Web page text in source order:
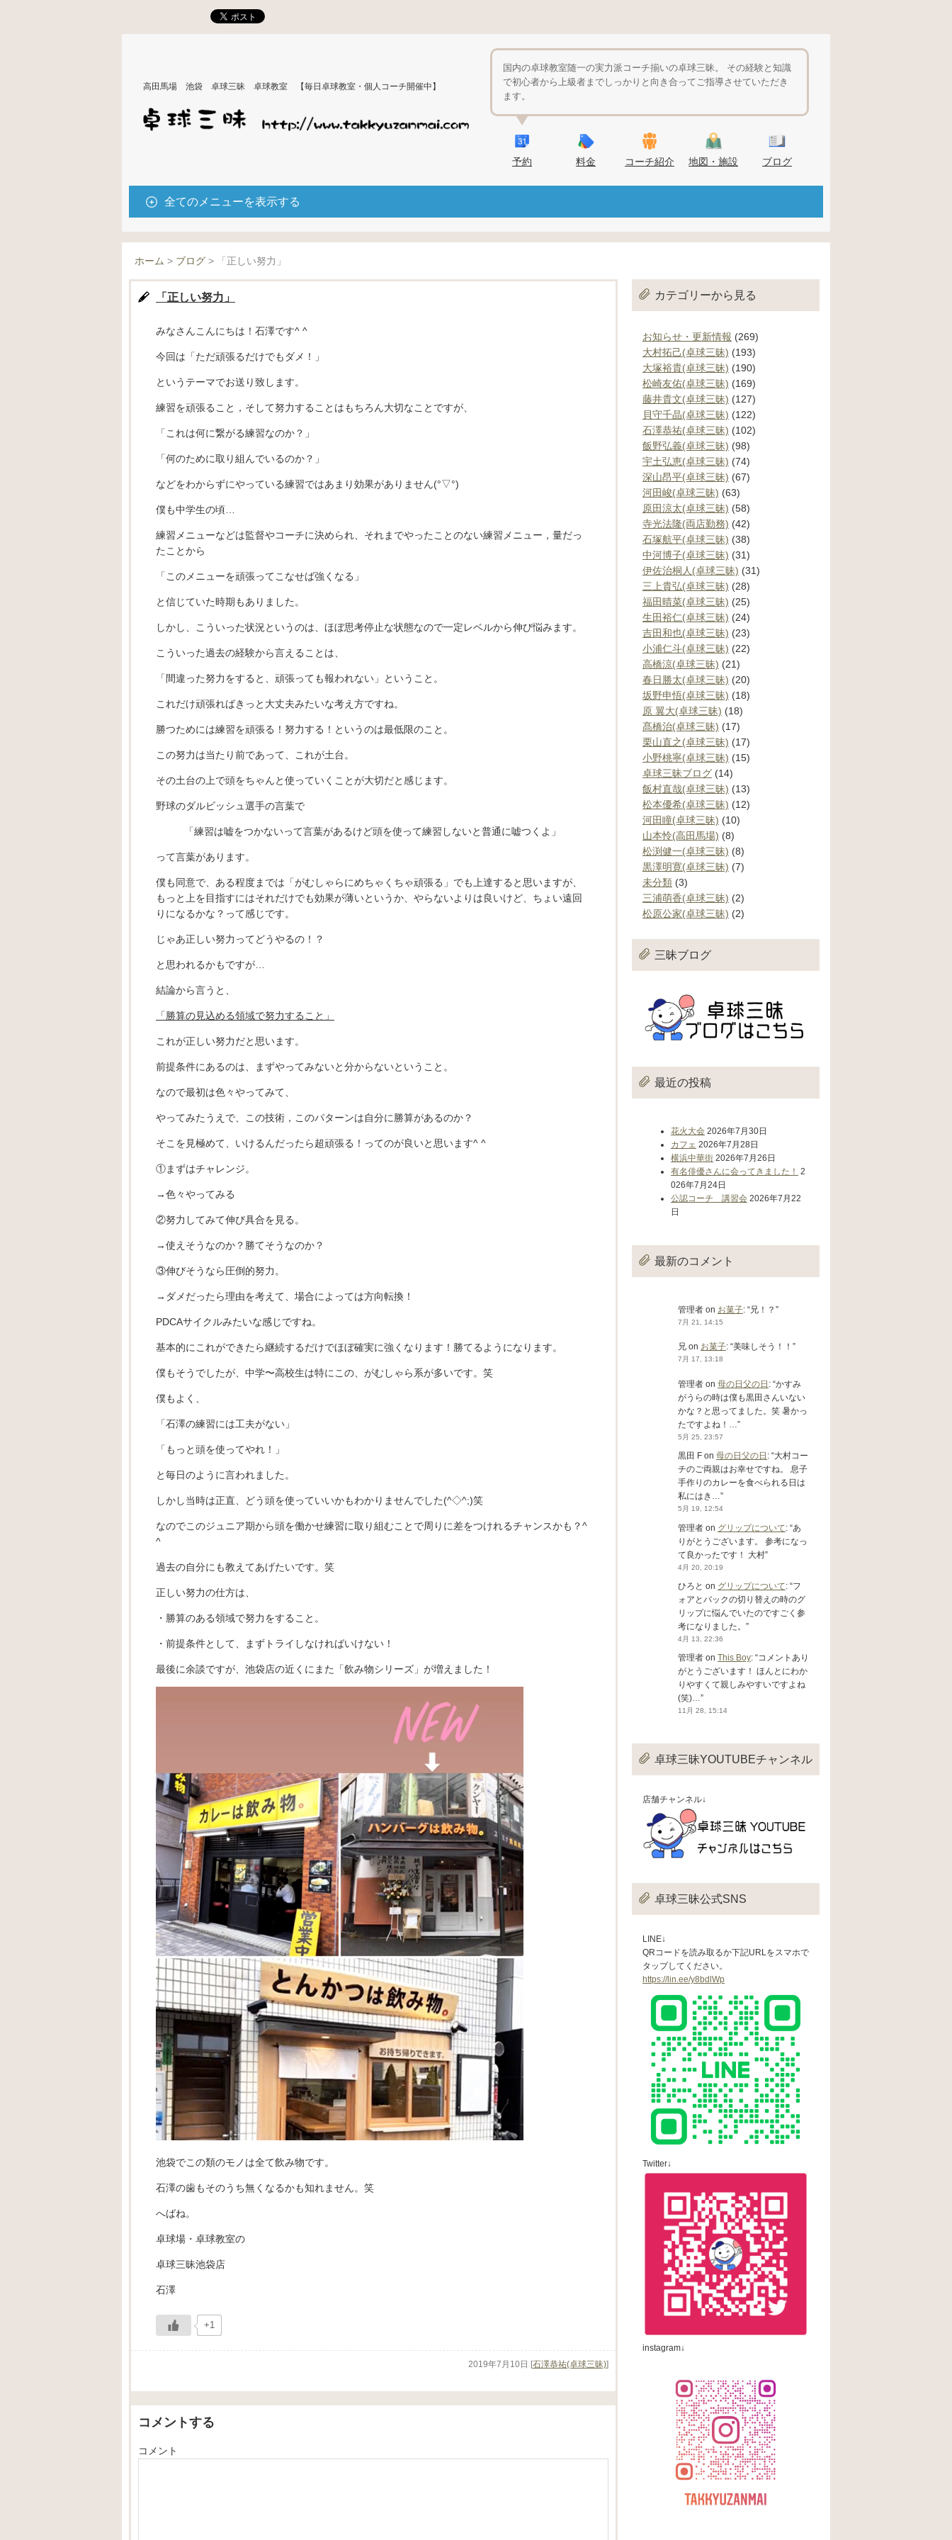
高田馬場 池袋 卓球三昧 卓球教室 【毎日卓球教室・個人コーチ開催中】
国内の卓球教室随一の実力派コーチ揃いの卓球三昧。 その経験と知識
で初心者から上級者までしっかりと向き合ってご指導させていただき
ます。
予約 料金 コーチ紹介 地図・施設 ブログ
全てのメニューを表示する
ホーム > ブログ > 「正しい努力」
「正しい努力」
みなさんこんにちは！石澤です^ ^
今回は「ただ頑張るだけでもダメ！」
というテーマでお送り致します。
練習を頑張ること，そして努力することはもちろん大切なことですが、
「これは何に繋がる練習なのか？」
「何のために取り組んでいるのか？」
などをわからずにやっている練習ではあまり効果がありません(°▽°)
僕も中学生の頃…
練習メニューなどは監督やコーチに決められ、それまでやったことのない練習メニュー，量だっ
たことから
「このメニューを頑張ってこなせば強くなる」
と信じていた時期もありました。
しかし、こういった状況というのは、ほぼ思考停止な状態なので一定レベルから伸び悩みます。
こういった過去の経験から言えることは、
「間違った努力をすると、頑張っても報われない」ということ。
これだけ頑張ればきっと大丈夫みたいな考え方ですね。
勝つためには練習を頑張る！努力する！というのは最低限のこと。
この努力は当たり前であって、これが土台。
その土台の上で頭をちゃんと使っていくことが大切だと感じます。
野球のダルビッシュ選手の言葉で
「練習は嘘をつかないって言葉があるけど頭を使って練習しないと普通に嘘つくよ」
って言葉があります。
僕も同意で、ある程度までは「がむしゃらにめちゃくちゃ頑張る」でも上達すると思いますが、
もっと上を目指すにはそれだけでも効果が薄いというか、やらないよりは良いけど、ちょい遠回
りになるかな？って感じです。
じゃあ正しい努力ってどうやるの！？
と思われるかもですが…
結論から言うと、
「勝算の見込める領域で努力すること」
これが正しい努力だと思います。
前提条件にあるのは、まずやってみないと分からないということ。
なので最初は色々やってみて、
やってみたうえで、この技術，このパターンは自分に勝算があるのか？
そこを見極めて、いけるんだったら超頑張る！ってのが良いと思います^ ^
①まずはチャレンジ。
→色々やってみる
②努力してみて伸び具合を見る。
→使えそうなのか？勝てそうなのか？
③伸びそうなら圧倒的努力。
→ダメだったら理由を考えて、場合によっては方向転換！
PDCAサイクルみたいな感じですね。
基本的にこれができたら継続するだけでほぼ確実に強くなります！勝てるようになります。
僕もそうでしたが、中学〜高校生は特にこの、がむしゃら系が多いです。笑
僕もよく、
「石澤の練習には工夫がない」
「もっと頭を使ってやれ！」
と毎日のように言われました。
しかし当時は正直、どう頭を使っていいかもわかりませんでした(^◇^;)笑
なのでこのジュニア期から頭を働かせ練習に取り組むことで周りに差をつけれるチャンスかも？^
^
過去の自分にも教えてあげたいです。笑
正しい努力の仕方は、
・勝算のある領域で努力をすること。
・前提条件として、まずトライしなければいけない！
最後に余談ですが、池袋店の近くにまた「飲み物シリーズ」が増えました！
池袋でこの類のモノは全て飲み物です。
石澤の歯もそのうち無くなるかも知れません。笑
へばね。
卓球場・卓球教室の
卓球三昧池袋店
石澤
+1
2019年7月10日 [石澤恭祐(卓球三昧)]
コメントする
コメント
カテゴリーから見る
お知らせ・更新情報 (269)
大村拓己(卓球三昧) (193)
大塚裕貴(卓球三昧) (190)
松崎友佑(卓球三昧) (169)
藤井貴文(卓球三昧) (127)
貝守千晶(卓球三昧) (122)
石澤恭祐(卓球三昧) (102)
飯野弘義(卓球三昧) (98)
宇土弘恵(卓球三昧) (74)
深山昂平(卓球三昧) (67)
河田峻(卓球三昧) (63)
原田涼太(卓球三昧) (58)
寺光法隆(両店勤務) (42)
石塚航平(卓球三昧) (38)
中河博子(卓球三昧) (31)
伊佐治桐人(卓球三昧) (31)
三上貴弘(卓球三昧) (28)
福田晴菜(卓球三昧) (25)
生田裕仁(卓球三昧) (24)
吉田和也(卓球三昧) (23)
小浦仁斗(卓球三昧) (22)
高橋涼(卓球三昧) (21)
春日勝太(卓球三昧) (20)
坂野申悟(卓球三昧) (18)
原 翼大(卓球三昧) (18)
髙橋治(卓球三昧) (17)
栗山直之(卓球三昧) (17)
小野桃寧(卓球三昧) (15)
卓球三昧ブログ (14)
飯村直哉(卓球三昧) (13)
松本優希(卓球三昧) (12)
河田瞳(卓球三昧) (10)
山本怜(高田馬場) (8)
松渕健一(卓球三昧) (8)
黒澤明寛(卓球三昧) (7)
未分類 (3)
三浦萌香(卓球三昧) (2)
松原公家(卓球三昧) (2)
三昧ブログ
最近の投稿
花火大会 2026年7月30日
カフェ 2026年7月28日
横浜中華街 2026年7月26日
有名俳優さんに会ってきました！ 2
026年7月24日
公認コーチ 講習会 2026年7月22
日
最新のコメント
管理者 on お菓子: “兄！？ ”
7月 21, 14:15
兄 on お菓子: “美味しそう！！ ”
7月 17, 13:18
管理者 on 母の日父の日 : “かすみ
がうらの時は僕も黒田さんいない
かな？と思ってました。笑 暑かっ
たですよね！… ”
5月 25, 23:57
黒田 F on 母の日父の日 : “大村コー
チのご両親はお幸せですね。 息子
手作りのカレーを食べられる日は
私にはき…”
5月 19, 12:54
管理者 on グリップについて: “あ
りがとうございます。 参考になっ
て良かったです！ 大村”
4月 20, 20:19
ひろと on グリップについて: “フ
ォアとバックの切り替えの時のグ
リップに悩んでいたのですごく参
考になりました。 ”
4月 13, 22:36
管理者 on This Boy: “コメントあり
がとうございます！ ほんとにわか
りやすくて親しみやすいですよね
(笑)…”
11月 28, 15:14
卓球三昧YOUTUBEチャンネル
店舗チャンネル↓
卓球三昧公式SNS
LINE↓
QRコードを読み取るか下記URLをスマホで
タップしてください。
https://lin.ee/y8bdlWp
Twitter↓
instagram↓